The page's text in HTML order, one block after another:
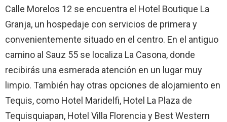
Calle Morelos 12 se encuentra el Hotel Boutique La
Granja, un hospedaje con servicios de primera y
convenientemente situado en el centro. En el antiguo
camino al Sauz 55 se localiza La Casona, donde
recibirás una esmerada atención en un lugar muy
limpio. También hay otras opciones de alojamiento en
Tequis, como Hotel Maridelfi, Hotel La Plaza de
Tequisquiapan, Hotel Villa Florencia y Best Western